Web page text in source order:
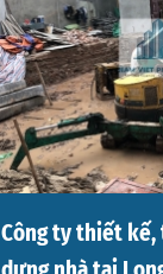
Công ty thiết kế,